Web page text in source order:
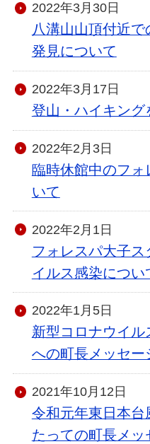
2022年3月30日
八溝山山頂付近
発見について
2022年3月17日
登山・ハイキン
2022年2月3日
臨時休館中のフ
いて
2022年2月1日
フォレスパ大子
イルス感染につい
2022年1月5日
新型コロナウイ
への町長メッセー
2021年10月12日
令和元年東日本台
たっての町長メッ